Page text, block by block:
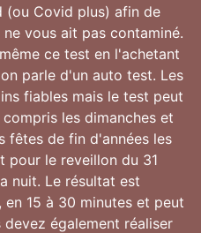
(ou Covid plus) afin de
vous ait pas contaminé.
ce test en l'achetant
parle d'un auto test. Les
fiables mais le test peut
les dimanches et
fêtes de fin d'années les
pour le reveillon du 31
nuit. Le résultat est
15 à 30 minutes et peut
également réaliser